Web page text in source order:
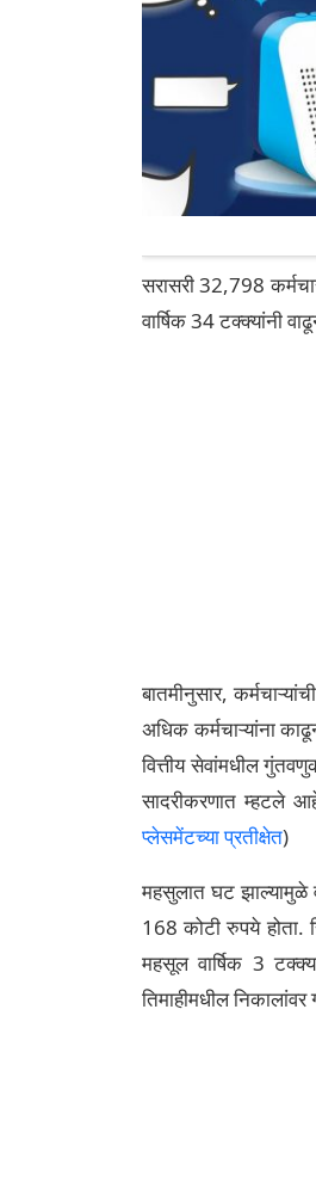
सरासरी 32,798
वार्षिक 34 टक्क्यांनी
बातमीनुसार,
अधिक कर्मचाऱ्यांना
वित्तीय सेवांमधील
सादरीकरणात म्हटले
प्लेसमेंटच्या प्रतीक्षेत)
महसुलात घट झाल्यामुळे
168 कोटी रुपये होता.
महसूल वार्षिक 3
तिमाहीमधील